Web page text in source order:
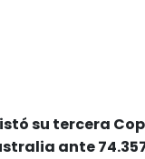
su tercera
ante